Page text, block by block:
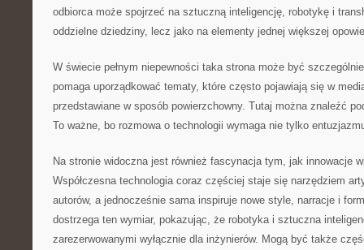
odbiorca może spojrzeć na sztuczną inteligencję, robotykę i
oddzielne dziedziny, lecz jako na elementy jednej większej
W świecie pełnym niepewności taka strona może być
pomaga uporządkować tematy, które często pojawiają się w
przedstawiane w sposób powierzchowny. Tutaj można znaleźć
To ważne, bo rozmowa o technologii wymaga nie tylko
Na stronie widoczna jest również fascynacja tym, jak innowacje
Współczesna technologia coraz częściej staje się narzędziem
autorów, a jednocześnie sama inspiruje nowe style, narracje i
dostrzega ten wymiar, pokazując, że robotyka i sztuczna
zarezerwowanymi wyłącznie dla inżynierów. Mogą być także